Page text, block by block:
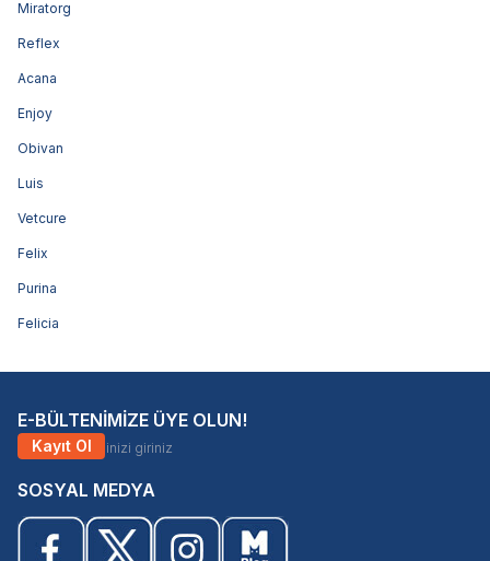
Miratorg
Reflex
Acana
Enjoy
Obivan
Luis
Vetcure
Felix
Purina
Felicia
E-BÜLTENİMİZE ÜYE OLUN!
Kayıt Ol
SOSYAL MEDYA